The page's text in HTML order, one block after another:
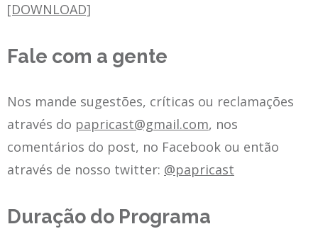
[DOWNLOAD]
Fale com a gente
Nos mande sugestões, críticas ou reclamações
através do papricast@gmail.com, nos
comentários do post, no Facebook ou então
através de nosso twitter: @papricast
Duração do Programa